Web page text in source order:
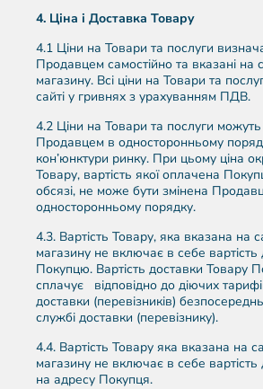
4. Ціна і Доставка Товару
4.1 Ціни на Товари та послуги
Продавцем самостійно та вказані на
магазину. Всі ціни на Товари та
сайті у гривнях з урахуванням ПДВ.
4.2 Ціни на Товари та послуги
Продавцем в односторонньому
кон’юнктури ринку. При цьому ціна
Товару, вартість якої оплачена
обсязі, не може бути змінена
односторонньому порядку.
4.3. Вартість Товару, яка вказана на
магазину не включає в себе вартість
Покупцю. Вартість доставки Товару
сплачує відповідно до діючих
доставки (перевізників)
службі доставки (перевізнику).
4.4. Вартість Товару яка вказана на
магазину не включає в себе вартість
на адресу Покупця.